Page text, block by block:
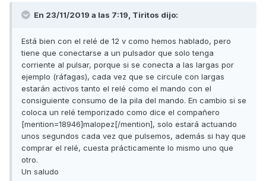
En 23/11/2019 a las 7:19, Tiritos dijo:
Está bien con el relé de 12 v como hemos hablado, pero
tiene que conectarse a un pulsador que solo tenga
corriente al pulsar, porque si se conecta a las largas por
ejemplo (ráfagas), cada vez que se circule con largas
estarán activos tanto el relé como el mando con el
consiguiente consumo de la pila del mando. En cambio si se
coloca un relé temporizado como dice el compañero
[mention=18946]malopez[/mention], solo estará actuando
unos segundos cada vez que pulsemos, además si hay que
comprar el relé, cuesta prácticamente lo mismo uno que
otro.
Un saludo